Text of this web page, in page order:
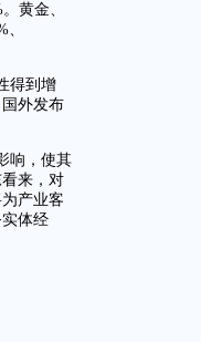
黄金、
得到增
外发布
响，使其
来，对
产业客
体经